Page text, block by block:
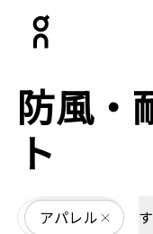
防風・
ト
All
アパレル